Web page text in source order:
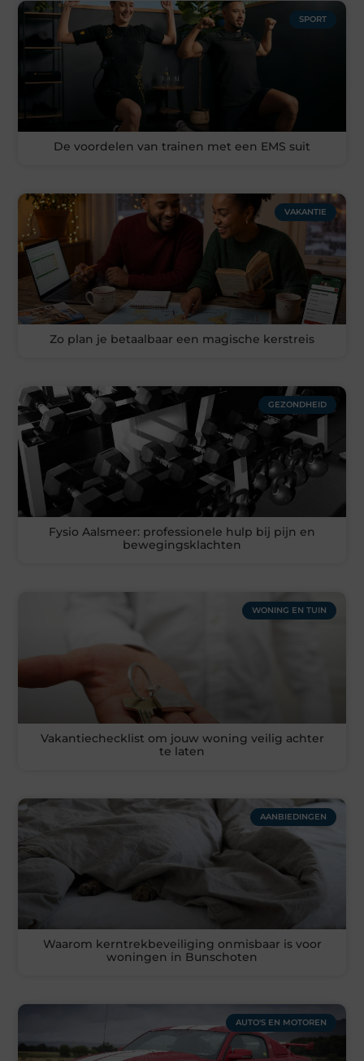
SPORT
De voordelen van trainen met een EMS suit
VAKANTIE
Zo plan je betaalbaar een magische kerstreis
GEZONDHEID
Fysio Aalsmeer: professionele hulp bij pijn en
bewegingsklachten
WONING EN TUIN
Vakantiechecklist om jouw woning veilig achter
te laten
AANBIEDINGEN
Waarom kerntrekbeveiliging onmisbaar is voor
woningen in Bunschoten
AUTO'S EN MOTOREN